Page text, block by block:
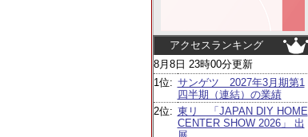
アクセスランキング
8月8日 23時00分更新
1位: サンゲツ 2027年3月期第1
四半期（連結）の業績
2位: 東リ 「JAPAN DIY HOME
CENTER SHOW 2026」 出